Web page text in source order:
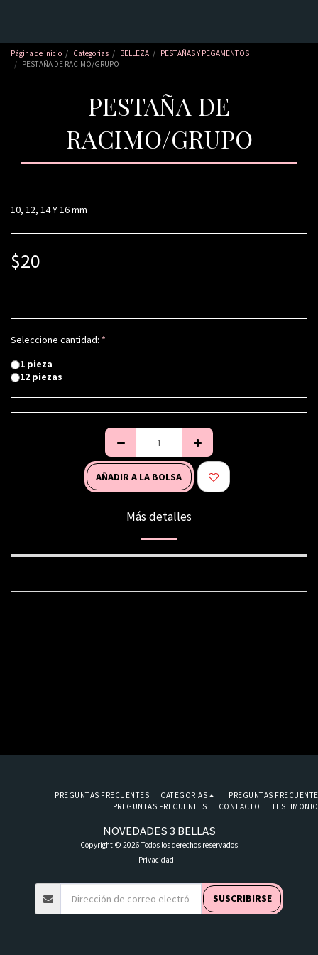
Página de inicio Categorias BELLEZA
PESTAÑAS Y PEGAMENTOS
PESTAÑA DE RACIMO/GRUPO
PESTAÑA DE
RACIMO/GRUPO
10, 12, 14 Y 16 mm
$20
Seleccione cantidad: *
1 pieza
12 piezas
AÑADIR A LA BOLSA
Más detalles
NOVEDADES 3 BELLAS
Copyright © 2026 Todos los derechos reservados
Privacidad
PREGUNTAS FRECUENTES CATEGORIAS
PREGUNTAS
PREGUNTAS FRECUENTES
CONTACTO
SUSCRIBIRSE